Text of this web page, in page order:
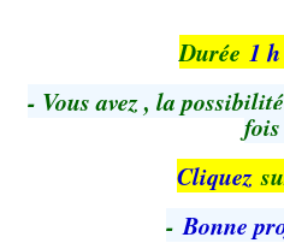
Durée 1
- Vous avez , la
Cliquez
-Bonne